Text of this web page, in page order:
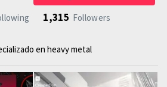
1,315 Followers
en heavy metal